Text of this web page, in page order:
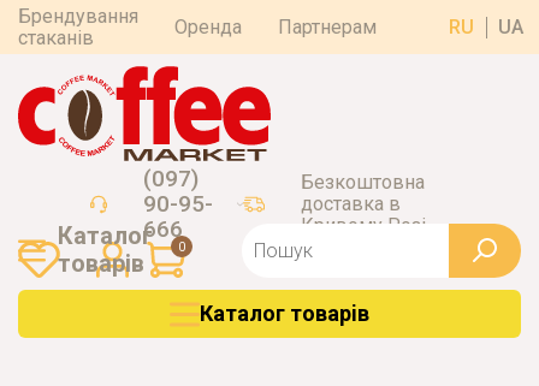
Брендування
стаканів
Оренда Партнерам RU UA
(097)
90-95-
666
Безкоштовна
доставка в
Кривому Розі
0
Каталог
товарiв
Каталог товарiв